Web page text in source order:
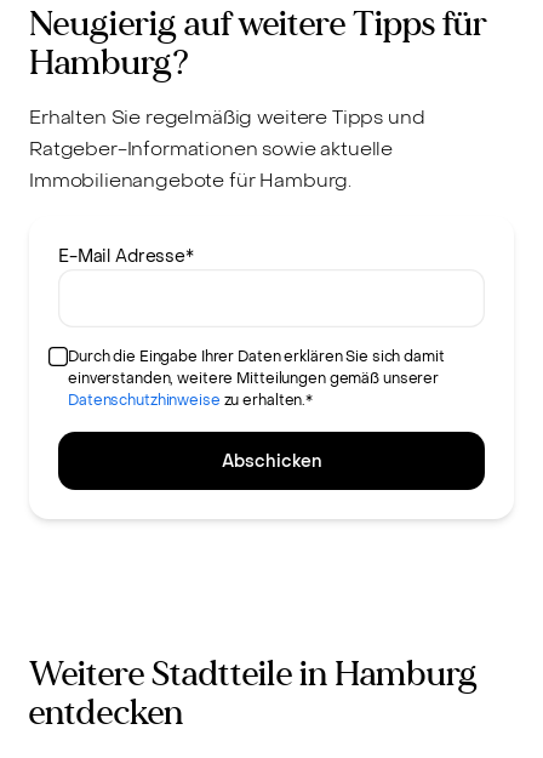
Neugierig auf weitere Tipps für
Hamburg?
Erhalten Sie regelmäßig weitere Tipps und
Ratgeber-Informationen sowie aktuelle
Immobilienangebote für Hamburg.
E-Mail Adresse*
Durch die Eingabe Ihrer Daten erklären Sie sich damit
einverstanden, weitere Mitteilungen gemäß unserer
Datenschutzhinweise zu erhalten.*
Abschicken
Weitere Stadtteile in Hamburg
entdecken